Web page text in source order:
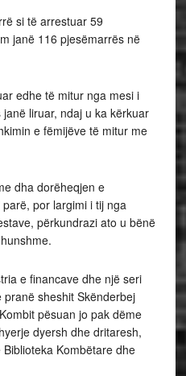
si të arrestuar 59
janë 116 pjesëmarrës në
edhe të mitur nga mesi i
liruar, ndaj u ka kërkuar
e fëmijëve të mitur me
dha dorëheqjen e
por largimi i tij nga
përkundrazi ato u bënë
e financave dhe një seri
sheshit Skënderbej
pësuan jo pak dëme
dyersh dhe dritaresh,
Kombëtare dhe